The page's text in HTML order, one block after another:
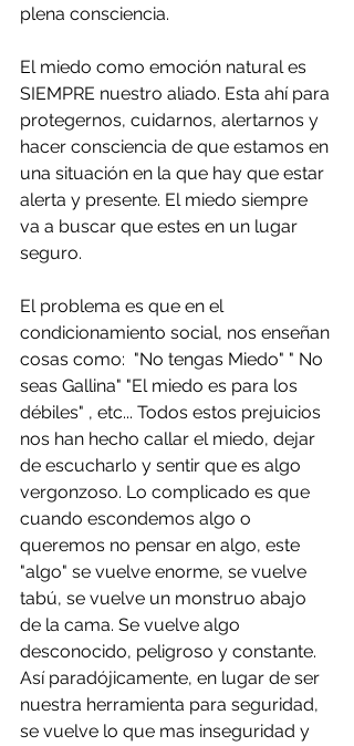
plena consciencia.
El miedo como emoción natural es
SIEMPRE nuestro aliado. Esta ahí para
protegernos, cuidarnos, alertarnos y
hacer consciencia de que estamos en
una situación en la que hay que estar
alerta y presente. El miedo siempre
va a buscar que estes en un lugar
seguro.
El problema es que en el
condicionamiento social, nos enseñan
cosas como:  "No tengas Miedo" " No
seas Gallina" "El miedo es para los
débiles" , etc... Todos estos prejuicios
nos han hecho callar el miedo, dejar
de escucharlo y sentir que es algo
vergonzoso. Lo complicado es que
cuando escondemos algo o
queremos no pensar en algo, este
"algo" se vuelve enorme, se vuelve
tabú, se vuelve un monstruo abajo
de la cama. Se vuelve algo
desconocido, peligroso y constante.
Así paradójicamente, en lugar de ser
nuestra herramienta para seguridad,
se vuelve lo que mas inseguridad y